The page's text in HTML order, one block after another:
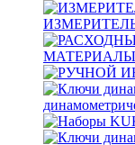
МАТЕРИАЛЫ